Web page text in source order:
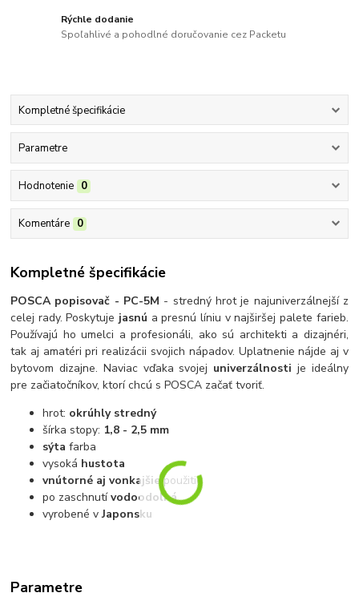
Rýchle dodanie
Spoľahlivé a pohodlné doručovanie cez Packetu
Kompletné špecifikácie
Parametre
Hodnotenie 0
Komentáre 0
Kompletné špecifikácie
POSCA popisovač - PC-5M - stredný hrot je najuniverzálnejší z
celej rady. Poskytuje jasnú a presnú líniu v najširšej palete farieb.
Používajú ho umelci a profesionáli, ako sú architekti a dizajnéri,
tak aj amatéri pri realizácii svojich nápadov. Uplatnenie nájde aj v
bytovom dizajne. Naviac vďaka svojej univerzálnosti je ideálny
pre začiatočníkov, ktorí chcú s POSCA začať tvoriť.
hrot: okrúhly stredný
šírka stopy: 1,8 - 2,5 mm
sýtafarba
vysoká hustota
vnútorné aj vonkajšiepoužitie
po zaschnutívodoodolná
vyrobené vJaponsku
Parametre